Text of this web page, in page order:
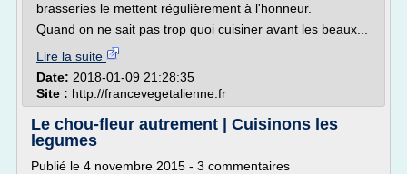
brasseries le mettent régulièrement à l'honneur.
Quand on ne sait pas trop quoi cuisiner avant les beaux...
Lire la suite
Date: 2018-01-09 21:28:35
Site : http://francevegetalienne.fr
Le chou-fleur autrement | Cuisinons les
legumes
Publié le 4 novembre 2015 - 3 commentaires